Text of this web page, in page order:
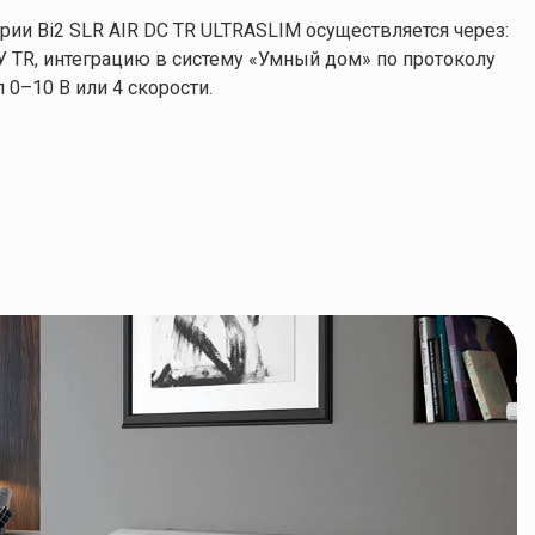
Bi2 SLR AIR DC TR ULTRASLIM осуществляется через:
TR, интеграцию в систему «Умный дом» по протоколу
0–10 В или 4 скорости.
2.17 / 3.25 / 3.78 кВт
2.21 / 3.10 / 4.10 кВт 3.05 / 3.77 / 4.67 кВт
0.62 кВт -